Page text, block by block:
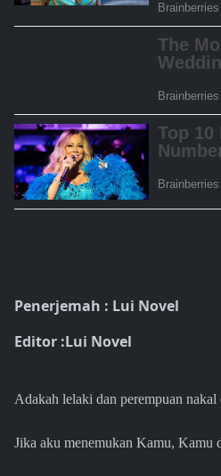
Penerjemah : Lui Novel
Editor :Lui Novel
Adakah lelaki dan perempuan nakal
Jika aku menemukan Kamu, Kamu